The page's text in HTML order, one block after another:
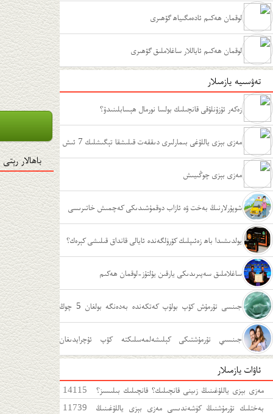
لوقمان ھەكىم ئادەمگىياھ گۆھىرى
لوقمان ھەكىم ئاياللار ساغلاملىق گۆھىرى
تەۋسىيە يازمىلار
زەكەر ئۇزۇنلۇقى قانچىلىك بولسا نورمال ھېسابلىنىدۇ؟
مەزى بېزى ياللۇغى بىمارلىرى دىققەت قىلىشقا تېگىشلىك 7 ئىش
مەزى بېزى چوڭىيىش
شوپۇرلارنىڭ بەخت ۋە ئازاب دوقمۇشىدىكى كەچمىش خاتىرىسى
يولدىشىدا باھ زەئىپلىك كۆرۈلگەندە ئايالى قانداق قىلىشى كېرەك؟
ساغلاملىق سەپىرىدىكى يارقىن يۇلتۇز-لوقمان ھەكىم
جىنسى تۇرمۇش كۆپ بولۇپ كەتكەندە بەدەنگە بولغان 5 چوڭ
زىيىنى جىنسىي تۇرمۇشتىكى كېلىشەلمەسلىكتە كۆپ ئۇچرايدىغان
ئەھۋاللار
ئاۋات يازمىلار
14115
مەزى بېزى ياللۇغىنىڭ زىينى قانچىلىك؟ قانچىلىك بىلىسىز؟
مەزى بېزى ياللۇغىغا قەتئى سەل قارىماڭ!
11739 بەختلىك تۇرمۇشنىڭ كۈشەندىسى مەزى بېزى ياللۇغىنىڭ
باھالار رېتى